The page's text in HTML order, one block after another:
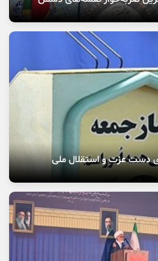
دست عزت و استقلال ملی